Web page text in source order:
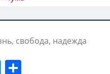
свобода, надежда
T